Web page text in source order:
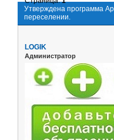
Утверждена программа
переселении.
LOGIK
Администратор